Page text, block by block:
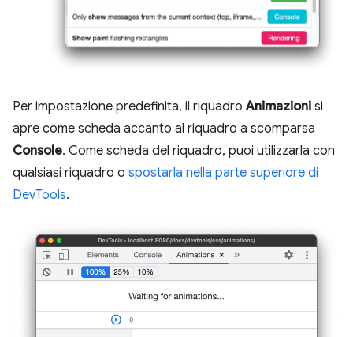
Per impostazione predefinita, il riquadroAnimazioni si
apre come scheda accanto al riquadro a scomparsa
Console. Come scheda del riquadro, puoi utilizzarla con
qualsiasi riquadro o spostarla nella parte superiore di
DevTools.